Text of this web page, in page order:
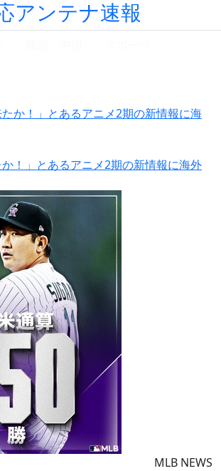
アンテナ速報
！」とあるアニメ2期の新情報に海外
MLB NEWS